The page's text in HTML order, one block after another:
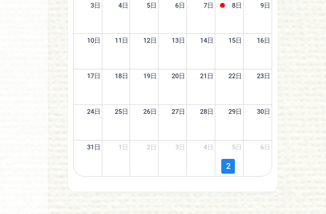
3日 4日 5日 6日 7日 8日 9日
10日 11日 12日 13日 14日 15日 16日
17日 18日 19日 20日 21日 22日 23日
24日 25日 26日 27日 28日 29日 30日
31日 1日 2日 3日 4日 5日
2
6日